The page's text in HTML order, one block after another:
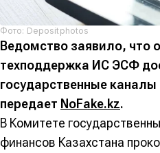
Фото: Depositphotos
Ведомство заявило, что
техподдержка ИС ЭСФ
государственные
передает NoFake.kz.
В Комитете
финансов Казахстана